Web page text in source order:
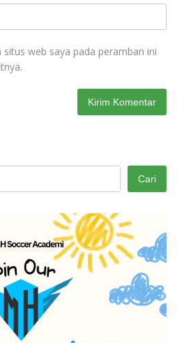
web saya pada peramban ini
Cari